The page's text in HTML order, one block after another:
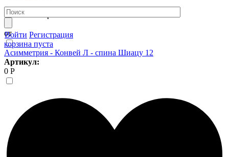
Войти Регистрация
корзина пуста
7 408 Р
от
Асимметрия - Конвей Л - спина Шиацу 12
Артикул:
0 Р